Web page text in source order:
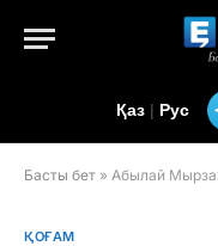
Қаз | Рус
Басты бет » Абылай
ҚОҒАМ